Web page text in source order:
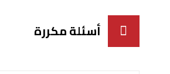
أسئلة مكررة